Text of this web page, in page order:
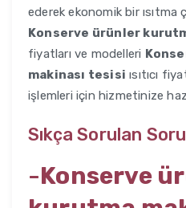
ederek ekonomik bir ısıtma
Konserve ürünler
fiyatları ve modelleri
makinası tesisi ısıtıcı
işlemleri için hizmetinize
Sıkça Sorulan
-Konserve